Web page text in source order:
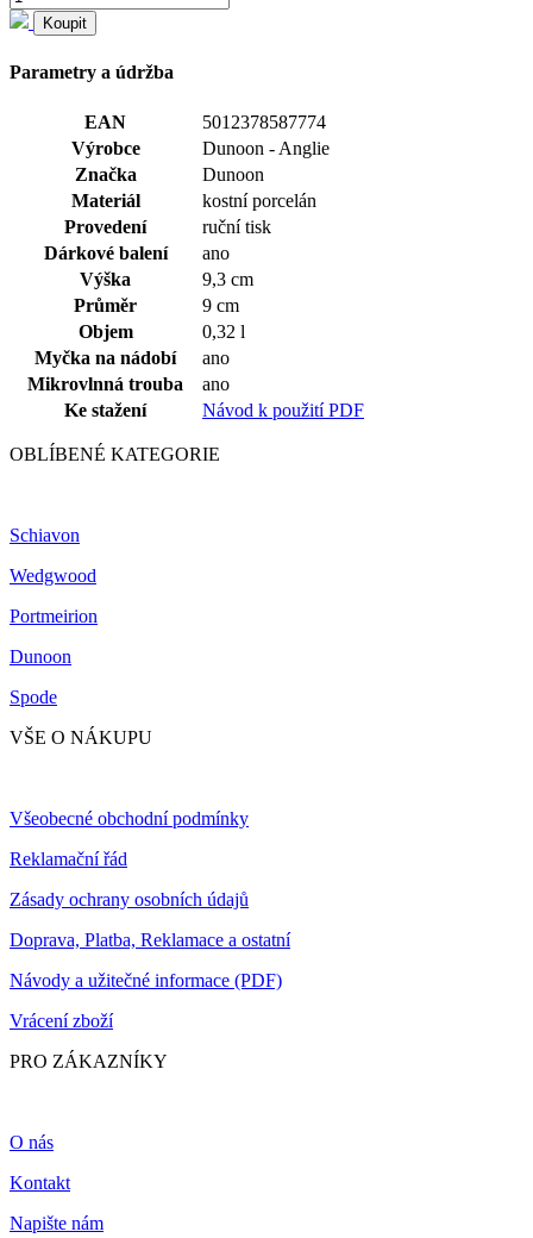
Koupit
Parametry a údržba
EAN
5012378587774
Výrobce
Dunoon - Anglie
Značka
Dunoon
Materiál
kostní porcelán
Provedení
ruční tisk
Dárkové balení
ano
Výška
9,3 cm
Průměr
9 cm
Objem
0,32 l
Myčka na nádobí
ano
Mikrovlnná trouba
ano
Ke stažení
Návod k použití PDF
OBLÍBENÉ KATEGORIE
Schiavon
Wedgwood
Portmeirion
Dunoon
Spode
VŠE O NÁKUPU
Všeobecné obchodní podmínky
Reklamační řád
Zásady ochrany osobních údajů
Doprava, Platba, Reklamace a ostatní
Návody a užitečné informace (PDF)
Vrácení zboží
PRO ZÁKAZNÍKY
O nás
Kontakt
Napište nám